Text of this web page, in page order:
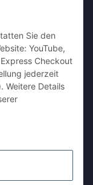
Sie den
YouTube,
Checkout
jederzeit
Weitere Details